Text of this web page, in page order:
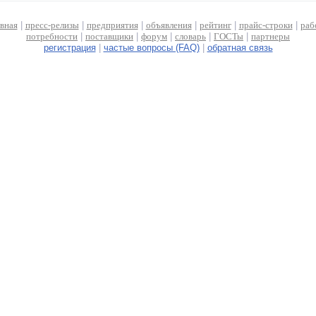
| пресс-релизы предприятия| объявления| рейтинг| прайс-строки|
потребности
поставщики форум словарь ГОСТы
партнеры
регистрация| частые вопросы (FAQ)| обратная связь